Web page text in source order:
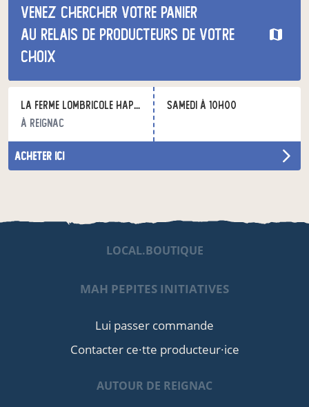
Venez chercher votre panier
au relais de producteurs de votre
choix
La Ferme lombricole HAPPY'VERS
à Reignac
samedi à 10h00
acheter ici
plus grand nombre de personnes s'imprègne de ce
'savoir-faire'... cet art de cultiver au naturel grâce aux
Vers à Compost. Aussi, nous proposons équipement,
tutos, solutions, ateliers et accompagnement adaptés
à votre environnement
LOCAL.BOUTIQUE
MAH PEPITES INITIATIVES
Lui passer commande
Contacter ce·tte producteur·ice
AUTOUR DE REIGNAC